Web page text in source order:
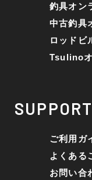
釣具オン
中古釣具
ロッドビ
Tsulino
SUPPORT
ご利用ガ
よくある
お問い合